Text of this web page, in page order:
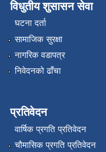
विधुतीय शुसासन सेवा
घटना दर्ता
सामाजिक सुरक्षा
नागरिक वडापत्र
निवेदनको ढाँचा
प्रतिवेदन
वार्षिक प्रगति प्रतिवेदन
चौमासिक प्रगति प्रतिवेदन